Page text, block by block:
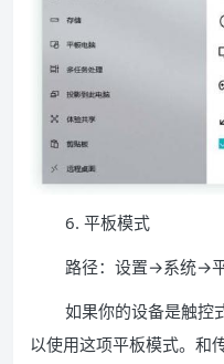
6. 平板模式
路径：设置→系统→
如果你的设备是触控
以使用这项平板模式。和